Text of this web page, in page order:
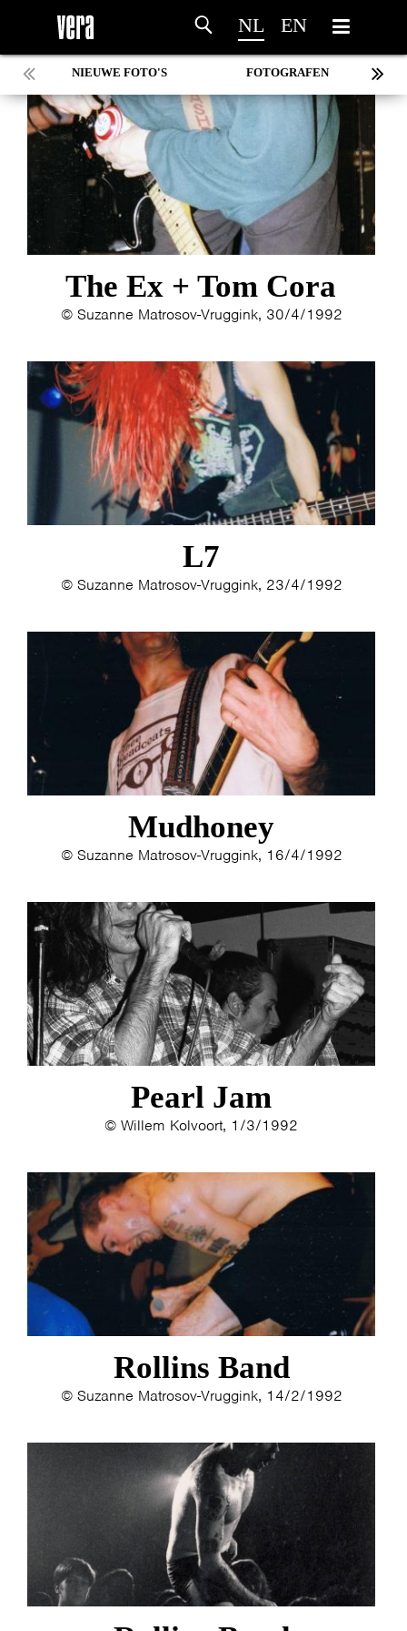
NL EN
NIEUWE FOTO'S FOTOGRAFEN
MARC DE KROSSE
SIMONE V/D HEIJDEN
PEER
MISCHA VEENEMA
JEROEN DEKKER
BOB DE VRIES
RICHARD POSTMA
ANNA HIEP
CASHMYRA ROZENDAAL
ARSEN TSKHAY
ERYN BOSMA
ESTHER
ELINE KAMMINGA
KAREN SAAMAN
ARNOUD HEIKENS
The Ex + Tom Cora
© Suzanne Matrosov-Vruggink, 30/4/1992
L7
© Suzanne Matrosov-Vruggink, 23/4/1992
Mudhoney
© Suzanne Matrosov-Vruggink, 16/4/1992
Pearl Jam
© Willem Kolvoort, 1/3/1992
Rollins Band
© Suzanne Matrosov-Vruggink, 14/2/1992